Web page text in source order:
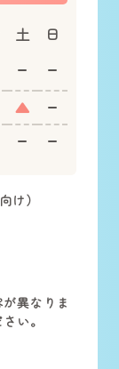
土
日
▲
け）
異なりま
い。